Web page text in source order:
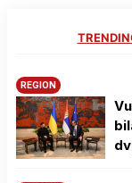
REGION